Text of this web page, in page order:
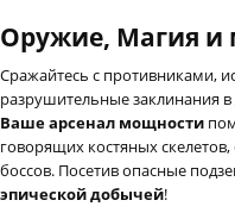
Оружие, Магия и
Сражайтесь с противниками,
разрушительные заклинания
Ваше арсенал мощности
говорящих костяных
боссов. Посетив опасные
эпической добычей!